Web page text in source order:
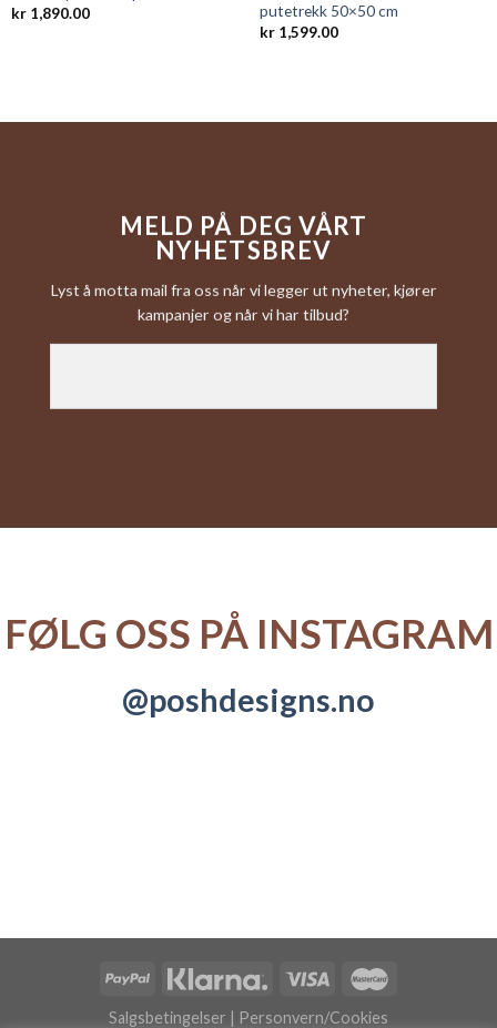
kr1,890.00
putetrekk 50×50 cm
kr1,599.00
MELD PÅ DEG VÅRT
NYHETSBREV
Lyst å motta mail fra oss når vi legger ut nyheter, kjører
kampanjer og når vi har tilbud?
FØLG OSS PÅ INSTAGRAM
@poshdesigns.no
Salgsbetingelser | Personvern/Cookies